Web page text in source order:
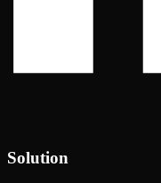
Solution